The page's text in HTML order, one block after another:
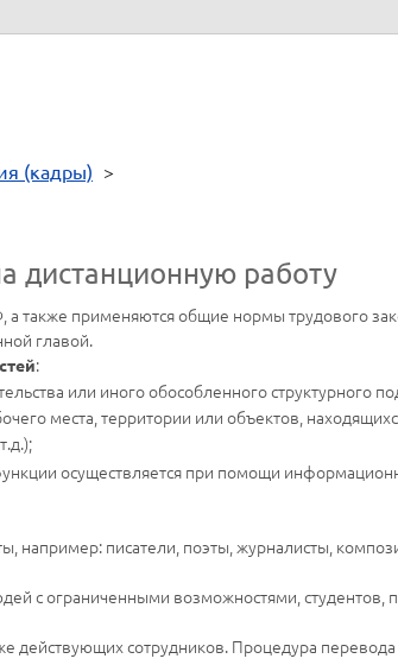
(кадры) >
дистанционную работу
а также применяются общие нормы трудового
главой.
:
или иного обособленного структурного
места, территории или объектов,
осуществляется при помощи
писатели, поэты, журналисты,
с ограниченными возможностями, студентов,
сотрудников. Процедура перевода